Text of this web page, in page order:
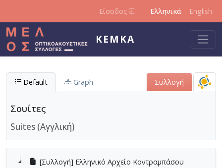
Είσοδος Ελληνικά English
ΚΕΜΚΑ
Default Graph Συλλογή
Σουίτες
Suites (Αγγλική)
[Συλλογή] Ελληνικό Αρχείο Κοντραμπάσου